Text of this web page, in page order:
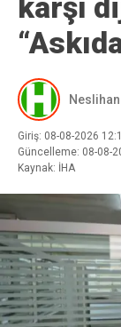
karşı
Giriş: 08-08-2026
Güncelleme: 08-08-
Kaynak: İHA